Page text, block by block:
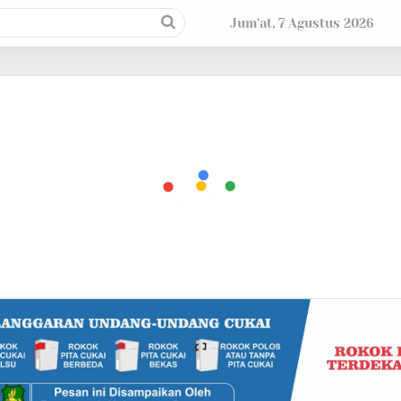
Jum'at, 7 Agustus 2026